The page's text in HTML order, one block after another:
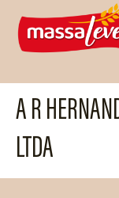
A R
LTDA